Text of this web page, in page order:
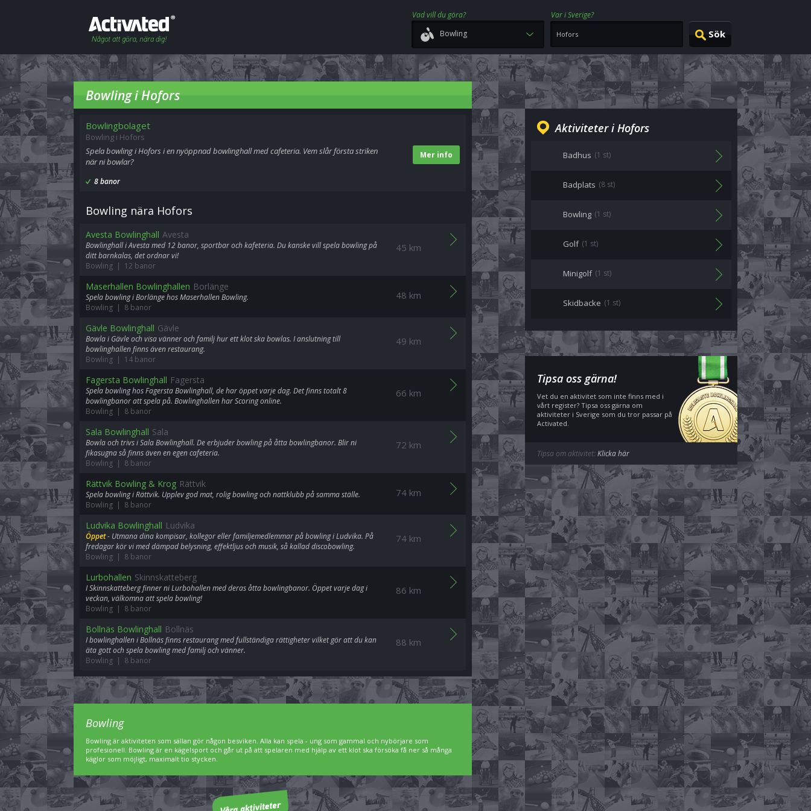
Vad vill du göra?
Var i Sverige?
Bowling
Bowling i Hofors
Bowlingbolaget
Bowling i Hofors
Mer info
Spela bowling i Hofors i en nyöppnad bowlinghall med cafeteria. Vem slår första striken
när ni bowlar?
8 banor
Bowling nära Hofors
45 km
Avesta Bowlinghall Avesta
Bowlinghall i Avesta med 12 banor, sportbar och kafeteria. Du kanske vill spela bowling på
ditt barnkalas, det ordnar vi!
Bowling | 12 banor
48 km
Maserhallen Bowlinghallen Borlänge
Spela bowling i Borlänge hos Maserhallen Bowling.
Bowling | 8 banor
49 km
Gävle Bowlinghall Gävle
Bowla i Gävle och visa vänner och familj hur ett klot ska bowlas. I anslutning till
bowlinghallen finns även restaurang.
Bowling | 14 banor
66 km
Fagersta Bowlinghall Fagersta
Spela bowling hos Fagersta Bowlinghall, de har öppet varje dag. Det finns totalt 8
bowlingbanor att spela på. Bowlinghallen har Scoring online.
Bowling | 8 banor
72 km
Sala Bowlinghall Sala
Bowla och trivs i Sala Bowlinghall. De erbjuder bowling på åtta bowlingbanor. Blir ni
fikasugna så finns även en egen cafeteria.
Bowling | 8 banor
74 km
Rättvik Bowling & Krog Rättvik
Spela bowling i Rättvik. Upplev god mat, rolig bowling och nattklubb på samma ställe.
Bowling | 8 banor
74 km
Ludvika Bowlinghall Ludvika
Öppet- Utmana dina kompisar, kollegor eller familjemedlemmar på bowling i Ludvika. På
fredagar kör vi med dämpad belysning, effektljus och musik, så kallad discobowling.
Bowling | 8 banor
86 km
Lurbohallen Skinnskatteberg
I Skinnskatteberg finner ni Lurbohallen med deras åtta bowlingbanor. Öppet varje dag i
veckan, välkomna att spela bowling!
Bowling | 8 banor
88 km
Bollnäs Bowlinghall Bollnäs
I bowlinghallen i Bollnäs finns restaurang med fullständiga rättigheter vilket gör att du kan
äta gott och spela bowling med familj och vänner.
Bowling | 8 banor
Aktiviteter i Hofors
Badhus (1 st)
Badplats (8 st)
Bowling (1 st)
Golf (1 st)
Minigolf (1 st)
Skidbacke (1 st)
Tipsa oss gärna!
Vet du en aktivitet som inte finns med i
vårt register? Tipsa oss gärna om
aktiviteter i Sverige som du tror passar på
Activated.
Tipsa om aktivitet:Klicka här
Bowling
Bowling är aktiviteten som sällan gör någon besviken. Alla kan spela - ung som gammal och nybörjare som
profesionell. Bowling är en kägelsport och går ut på att spelaren med hjälp av ett klot ska försöka få ner så många
käglor som möjligt, maximalt tio stycken.